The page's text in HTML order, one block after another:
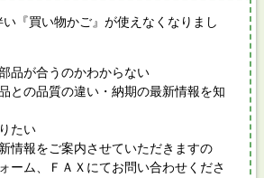
『買い物かご』が使えなくなりまし
品が合うのかわからない
との品質の違い・納期の最新情報を知
たい
情報をご案内させていただきますの
ーム、ＦＡＸにてお問い合わせくださ